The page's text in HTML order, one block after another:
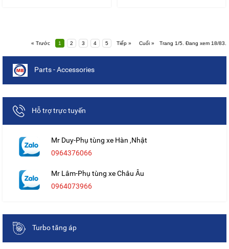
« Trước 1 2 3 4 5 Tiếp » Cuối » Trang 1/5. Đang xem 18/83.
Parts - Accessories
Hỗ trợ trực tuyến
Mr Duy-Phụ tùng xe Hàn ,Nhật
0964376066
Mr Lâm-Phụ tùng xe Châu Âu
0964073966
Turbo tăng áp